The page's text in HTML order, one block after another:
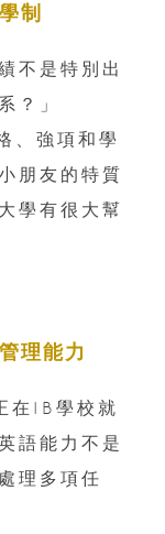
制
不是特別出
？」
強項和學
朋友的特質
學有很大幫
理能力
在IB學校就
語能力不是
理多項任